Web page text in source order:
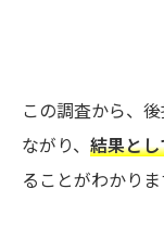
この調査から、
ながり、 結果と
ることがわかりま